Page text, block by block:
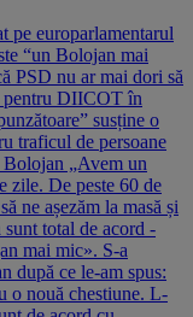
pe europarlamentarul
“un Bolojan mai
PSD nu ar mai dori să
pentru DIICOT în
susține o
traficul de persoane
Bolojan „Avem un
zile. De peste 60 de
ne așezăm la masă și
sunt total de acord -
mai mic». S-a
după ce le-am spus:
o nouă chestiune. L-